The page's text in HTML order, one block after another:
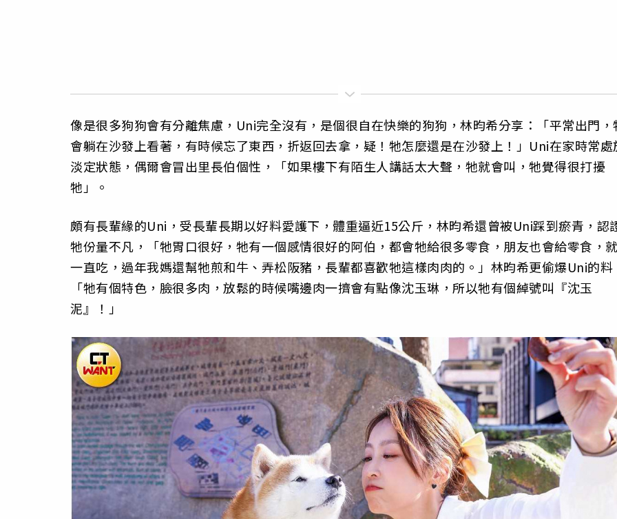
像是很多狗狗會有分離焦慮，Uni完全沒有，是個很自在快樂的狗狗，林昀希分享：「平常出門，
會躺在沙發上看著，有時候忘了東西，折返回去拿，疑！牠怎麼還是在沙發上！」Uni在家時常處
淡定狀態，偶爾會冒出里長伯個性，「如果樓下有陌生人講話太大聲，牠就會叫，牠覺得很打擾
牠」。
頗有長輩緣的Uni，受長輩長期以好料愛護下，體重逼近15公斤，林昀希還曾被Uni踩到瘀青，認
牠份量不凡，「牠胃口很好，牠有一個感情很好的阿伯，都會牠給很多零食，朋友也會給零食，
一直吃，過年我媽還幫牠煎和牛、弄松阪豬，長輩都喜歡牠這樣肉肉的。」林昀希更偷爆Uni的料
「牠有個特色，臉很多肉，放鬆的時候嘴邊肉一擠會有點像沈玉琳，所以牠有個綽號叫『沈玉
泥』！」